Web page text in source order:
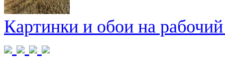
Картинки и обои на